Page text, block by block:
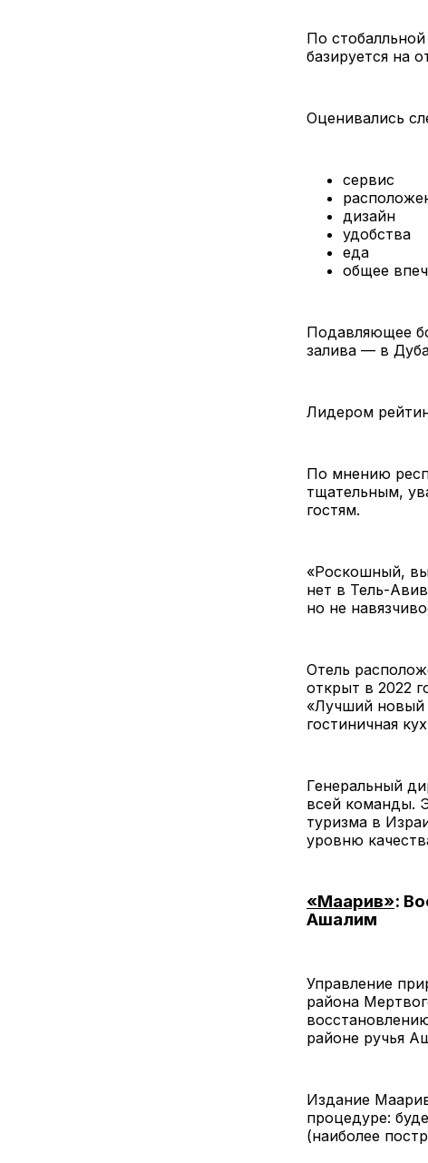
По
базируется на
Оценивались
сервис
дизайн
удобства
еда
общее
Подавляющее
залива — в
Лидером
По мнению
тщательным,
гостям.
«Роскошный,
нет в Тель-
но не
Отель
открыт в 2022
«Лучший новый
гостиничная
Генеральный
всей команды.
туризма в
уровню
«Маарив»:
Ашалим
Управление
района
районе ручья
Издание
процедуре:
(наиболее